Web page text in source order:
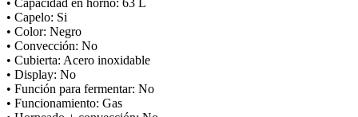
• Capelo: Si
• Color: Negro
• Convección: No
• Cubierta: Acero inoxidable
• Display: No
• Función para fermentar: No
• Funcionamiento: Gas